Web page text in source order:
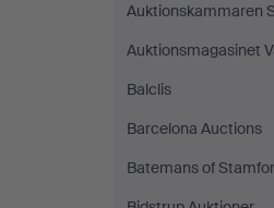
Auktionskammaren
Auktionsmagasinet
Balclis
Barcelona Auctions
Batemans of